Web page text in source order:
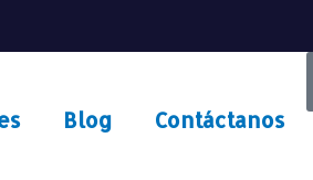
Blog Contáctanos